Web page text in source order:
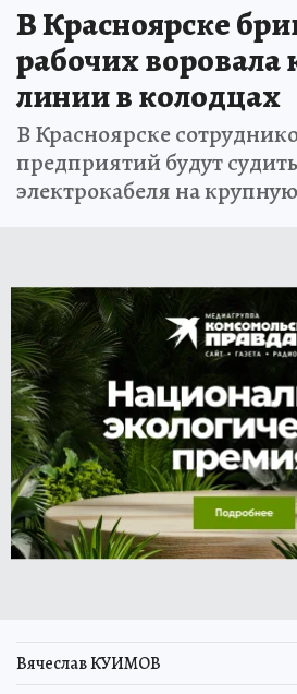
В Красноярске
рабочих воровала
линии в колодцах
В Красноярске
предприятий будут
электрокабеля на
Вячеслав КУИМОВ